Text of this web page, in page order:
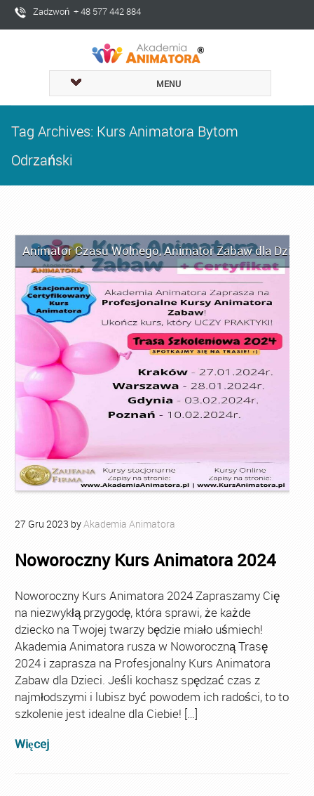
Zadzwoń + 48 577 442 884
MENU
Tag Archives: Kurs Animatora Bytom
Odrzański
Animator Czasu Wolnego,Animator Zabaw dla Dzieci
27 Gru 2023 byAkademia Animatora
Noworoczny Kurs Animatora 2024
Noworoczny Kurs Animatora 2024 Zapraszamy Cię
na niezwykłą przygodę, która sprawi, że każde
dziecko na Twojej twarzy będzie miało uśmiech!
Akademia Animatora rusza w Noworoczną Trasę
2024 i zaprasza na Profesjonalny Kurs Animatora
Zabaw dla Dzieci. Jeśli kochasz spędzać czas z
najmłodszymi i lubisz być powodem ich radości, to to
szkolenie jest idealne dla Ciebie! […]
Więcej